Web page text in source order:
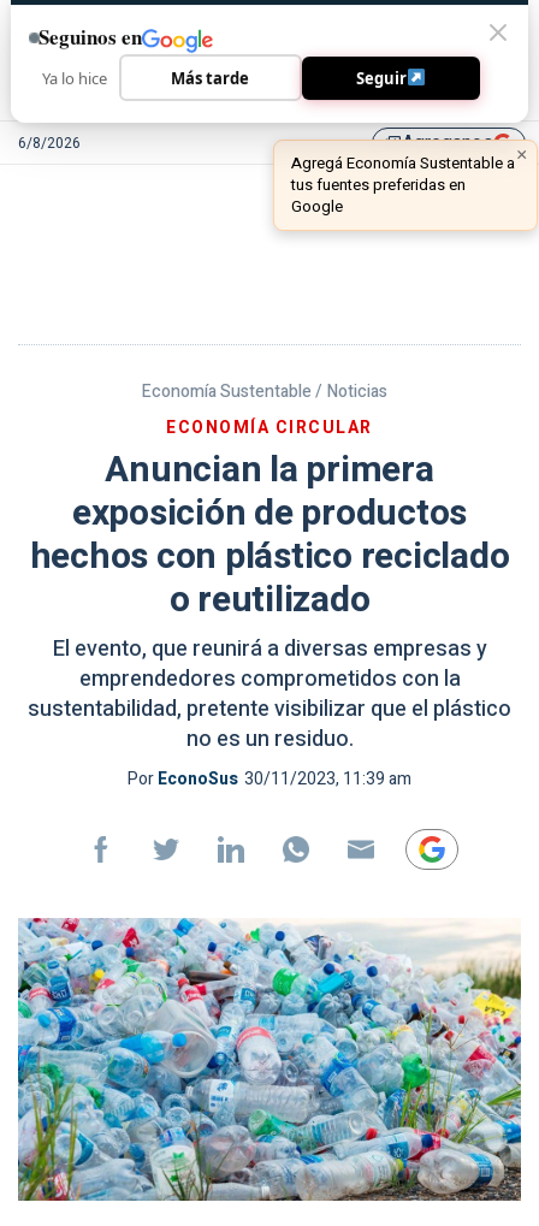
6/8/2026 library_addAgreganos
Economía Sustentable / Noticias
ECONOMÍA CIRCULAR
Anuncian la primera
exposición de productos
hechos con plástico reciclado
o reutilizado
El evento, que reunirá a diversas empresas y
emprendedores comprometidos con la
sustentabilidad, pretente visibilizar que el plástico
no es un residuo.
PorEconoSus 30/11/2023, 11:39 am
Seguinos en
Ya lo hice Más tarde Seguir